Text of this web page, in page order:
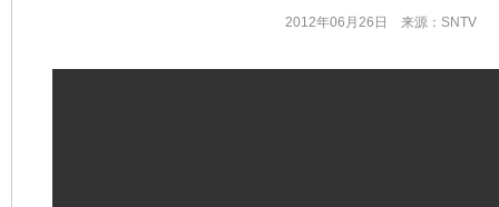
2012年06月26日 来源：SNTV